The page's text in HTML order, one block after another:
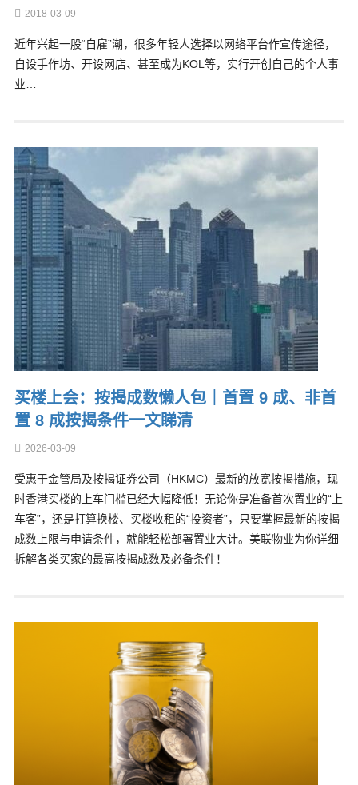
2018-03-09
近年兴起一股“自雇”潮，很多年轻人选择以网络平台作宣传途径，
自设手作坊、开设网店、甚至成为KOL等，实行开创自己的个人事
业…
买楼上会：按揭成数懒人包｜首置 9 成、非首
置 8 成按揭条件一文睇清
2026-03-09
受惠于金管局及按揭证券公司（HKMC）最新的放宽按揭措施，现
时香港买楼的上车门槛已经大幅降低！无论你是准备首次置业的“上
车客”，还是打算换楼、买楼收租的“投资者”，只要掌握最新的按揭
成数上限与申请条件，就能轻松部署置业大计。美联物业为你详细
拆解各类买家的最高按揭成数及必备条件！